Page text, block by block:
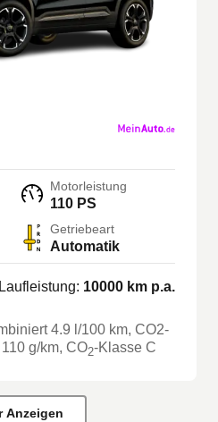
Motorleistung
110 PS
Getriebeart
Automatik
Laufleistung: 10000 km p.a.
4.9 l/100 km, CO2-
g/km, CO2-Klasse C
Anzeigen